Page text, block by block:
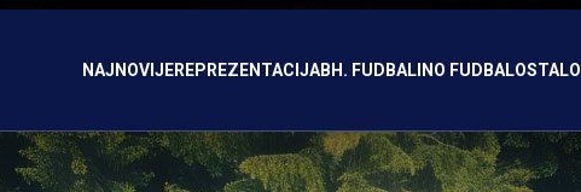
NAJNOVIJEREPREZENTACIJABH. FUDBALINO FUDBALOSTALO